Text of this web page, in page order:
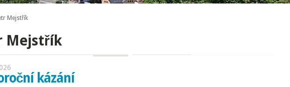
Mejstřík
Mejstřík
kázání